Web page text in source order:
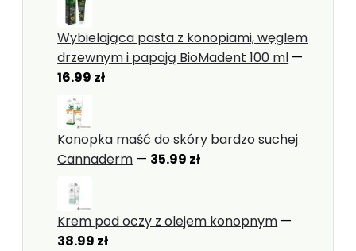
Wybielająca pasta z konopiami, węglem
drzewnym i papają BioMadent 100 ml —
16.99 zł
Konopka maść do skóry bardzo suchej
Cannaderm — 35.99 zł
Krem pod oczy z olejem konopnym —
38.99 zł